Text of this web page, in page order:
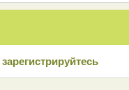
зарeгиcтрирyйтeсь